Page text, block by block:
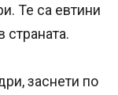
Те са евтини
страната.
заснети по